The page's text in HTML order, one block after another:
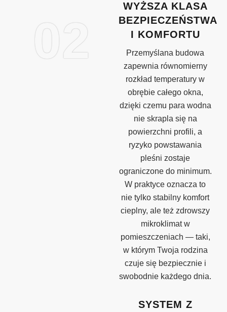
02
WYŻSZA KLASA
BEZPIECZEŃSTWA
I KOMFORTU
Przemyślana budowa
zapewnia równomierny
rozkład temperatury w
obrębie całego okna,
dzięki czemu para wodna
nie skrapla się na
powierzchni profili, a
ryzyko powstawania
pleśni zostaje
ograniczone do minimum.
W praktyce oznacza to
nie tylko stabilny komfort
cieplny, ale też zdrowszy
mikroklimat w
pomieszczeniach — taki,
w którym Twoja rodzina
czuje się bezpiecznie i
swobodnie każdego dnia.
SYSTEM Z